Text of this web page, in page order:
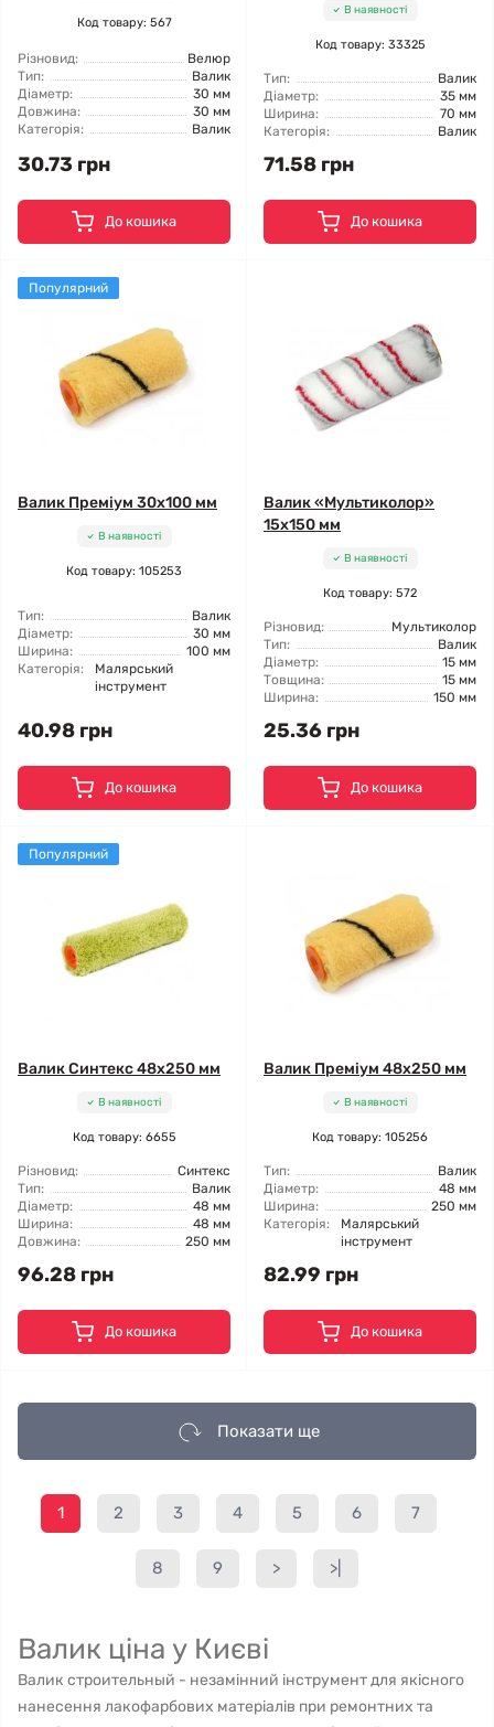
Код товару: 567
Різновид:
Велюр
Тип:
Валик
Діаметр:
30 мм
Довжина:
30 мм
Категорія:
Валик
30.73 грн
До кошика
В наявності
Код товару: 33325
Тип:
Валик
Діаметр:
35 мм
Ширина:
70 мм
Категорія:
Валик
71.58 грн
До кошика
Популярний
Валик Преміум 30x100 мм
В наявності
Код товару: 105253
Тип:
Валик
Діаметр:
30 мм
Ширина:
100 мм
Категорія:
Малярський
інструмент
40.98 грн
До кошика
Валик «Мультиколор»
15x150 мм
В наявності
Код товару: 572
Різновид:
Мультиколор
Тип:
Валик
Діаметр:
15 мм
Товщина:
15 мм
Ширина:
150 мм
25.36 грн
До кошика
Популярний
Валик Синтекс 48x250 мм
В наявності
Код товару: 6655
Різновид:
Синтекс
Тип:
Валик
Діаметр:
48 мм
Ширина:
48 мм
Довжина:
250 мм
96.28 грн
До кошика
Валик Преміум 48x250 мм
В наявності
Код товару: 105256
Тип:
Валик
Діаметр:
48 мм
Ширина:
250 мм
Категорія:
Малярський
інструмент
82.99 грн
До кошика
Показати ще
1 2 3 4 5 6 7
8 9 > >|
Валик ціна у Києві
Валик строительный - незамінний інструмент для якісного
нанесення лакофарбових матеріалів при ремонтних та